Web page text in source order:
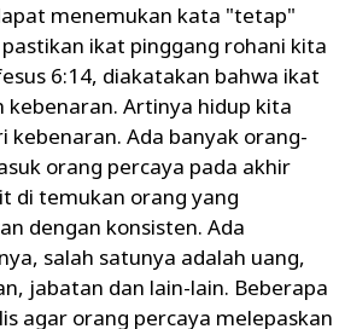
menemukan kata "tetap"
ikat pinggang rohani kita
6:14, diakatakan bahwa ikat
kebenaran. Artinya hidup kita
kebenaran. Ada banyak orang-
orang percaya pada akhir
di temukan orang yang
dengan konsisten. Ada
salah satunya adalah uang,
jabatan dan lain-lain. Beberapa
agar orang percaya melepaskan